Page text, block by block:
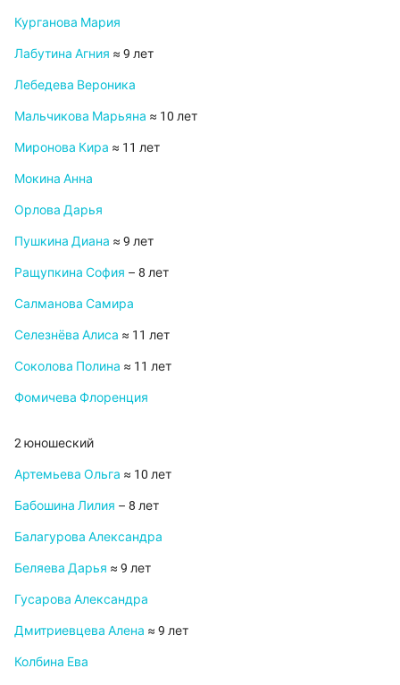
Курганова Мария
Лабутина Агния ≈ 9 лет
Лебедева Вероника
Мальчикова Марьяна ≈ 10 лет
Миронова Кира ≈ 11 лет
Мокина Анна
Орлова Дарья
Пушкина Диана ≈ 9 лет
Ращупкина София – 8 лет
Салманова Самира
Селезнёва Алиса ≈ 11 лет
Соколова Полина ≈ 11 лет
Фомичева Флоренция
2 юношеский
Артемьева Ольга ≈ 10 лет
Бабошина Лилия – 8 лет
Балагурова Александра
Беляева Дарья ≈ 9 лет
Гусарова Александра
Дмитриевцева Алена ≈ 9 лет
Колбина Ева